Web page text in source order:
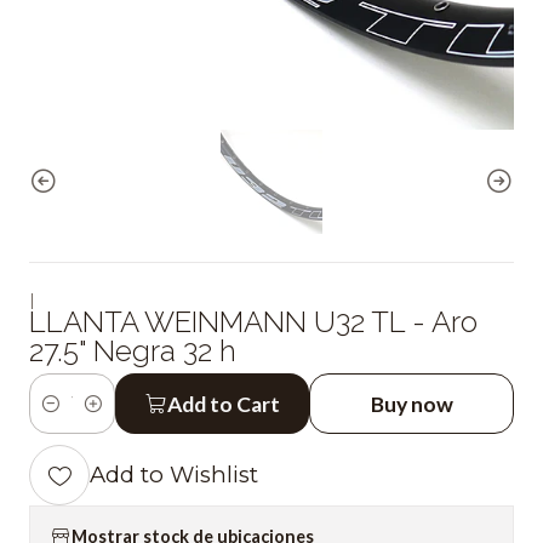
|
LLANTA WEINMANN U32 TL - Aro
27.5" Negra 32 h
Quantity
Add to Cart Buy now
Add to Wishlist
Mostrar stock de ubicaciones